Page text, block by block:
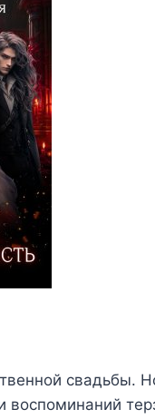
свадьбы.
воспоминаний